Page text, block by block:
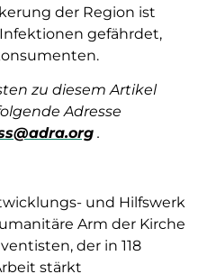
der Region ist
gefährdet,
zu diesem Artikel
Adresse
.
und Hilfswerk
Arm der Kirche
der in 118
stärkt